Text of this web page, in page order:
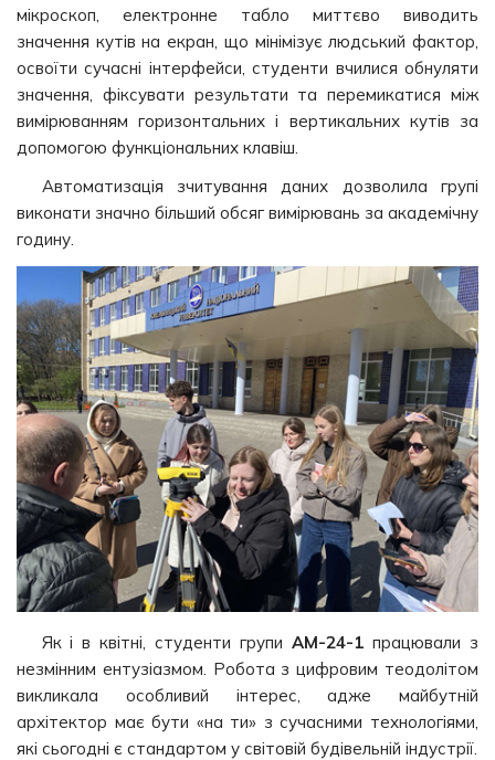
мікроскоп, електронне табло миттєво виводить
значення кутів на екран, що мінімізує людський фактор,
освоїти сучасні інтерфейси, студенти вчилися обнуляти
значення, фіксувати результати та перемикатися між
вимірюванням горизонтальних і вертикальних кутів за
допомогою функціональних клавіш.
Автоматизація зчитування даних дозволила групі
виконати значно більший обсяг вимірювань за академічну
годину.
Як і в квітні, студенти групиАМ-24-1 працювали з
незмінним ентузіазмом. Робота з цифровим теодолітом
викликала особливий інтерес, адже майбутній
архітектор має бути «на ти» з сучасними технологіями,
які сьогодні є стандартом у світовій будівельній індустрії.